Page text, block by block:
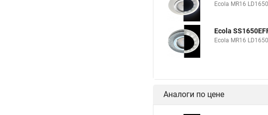
Ecola MR16
Ecola
Ecola MR16
Аналоги по цене